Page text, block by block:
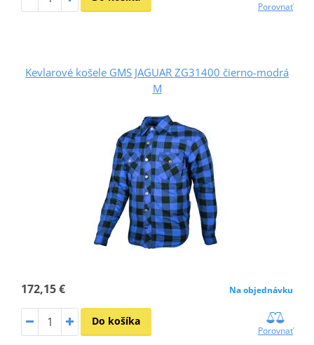
Porovnať
Kevlarové košele GMS JAGUAR ZG31400 čierno-modrá
M
172,15 € Na objednávku
Do košíka
Porovnať